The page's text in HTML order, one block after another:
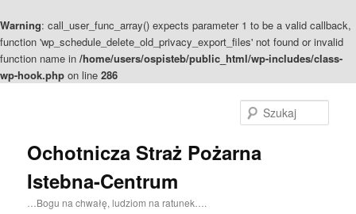
Warning: call_user_func_array() expects parameter 1 to be a valid callback,
function 'wp_schedule_delete_old_privacy_export_files' not found or invalid
function name in /home/users/ospisteb/public_html/wp-includes/class-
wp-hook.php on line 286
Ochotnicza Straż Pożarna
Istebna-Centrum
…Bogu na chwałę, ludziom na ratunek….